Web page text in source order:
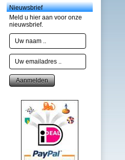
Nieuwsbrief
Meld u hier aan voor onze
nieuwsbrief.